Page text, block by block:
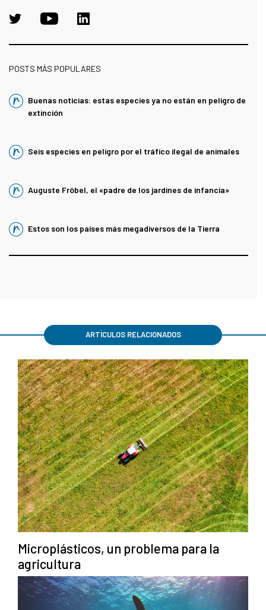
POSTS MÁS POPULARES
Buenas noticias: estas especies ya no están en peligro de
extinción
Seis especies en peligro por el tráfico ilegal de animales
Auguste Fröbel, el «padre de los jardines de infancia»
Estos son los países más megadiversos de la Tierra
ARTÍCULOS RELACIONADOS
Microplásticos, un problema para la
agricultura